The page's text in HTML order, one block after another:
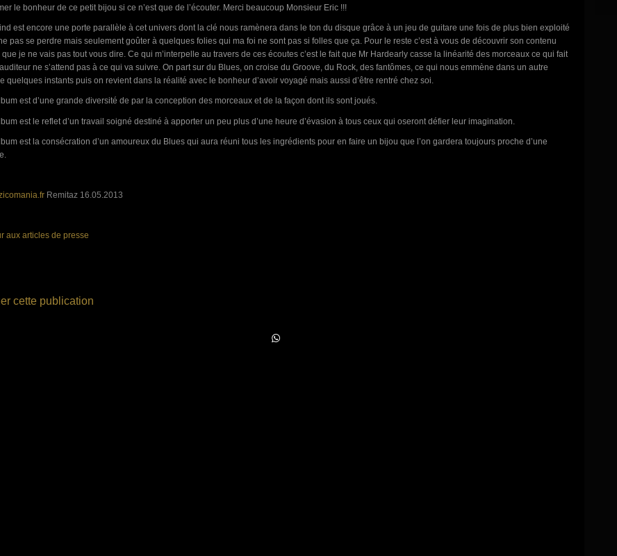
le bonheur de ce petit bijou si ce n’est que de l’écouter. Merci beaucoup Monsieur Eric !!!
est encore une porte parallèle à cet univers dont la clé nous ramènera dans le ton du disque grâce à un jeu de guitare une fois de plus bien exploité
pas se perdre mais seulement goûter à quelques folies qui ma foi ne sont pas si folles que ça. Pour le reste c’est à vous de découvrir son contenu
je ne vais pas tout vous dire. Ce qui m’interpelle au travers de ces écoutes c’est le fait que Mr Hardearly casse la linéarité des morceaux ce qui fait
ne s’attend pas à ce qui va suivre. On part sur du Blues, on croise du Groove, du Rock, des fantômes, ce qui nous emmène dans un autre
quelques instants puis on revient dans la réalité avec le bonheur d’avoir voyagé mais aussi d’être rentré chez soi.
est d’une grande diversité de par la conception des morceaux et de la façon dont ils sont joués.
est le reflet d’un travail soigné destiné à apporter un peu plus d’une heure d’évasion à tous ceux qui oseront défier leur imagination.
est la consécration d’un amoureux du Blues qui aura réuni tous les ingrédients pour en faire un bijou que l’on gardera toujours proche d’une
Remitaz 16.05.2013
aux articles de presse
cette publication